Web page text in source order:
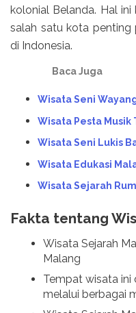
kolonial Belanda. Hal
salah satu kota penting
di Indonesia.
Baca Juga
Wisata Seni
Wisata Pesta Musik
Wisata Seni Lukis
Wisata Edukasi
Wisata Sejarah
Fakta tentang
Wisata Sejarah
Malang
Tempat wisata ini
melalui berbagai